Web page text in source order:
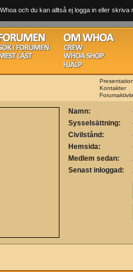
och du kan alltså ej logga in eller
Presentation
Kontakter
Namn:
Sysselsättning:
Civilstånd:
Hemsida:
Medlem sedan:
Senast inloggad: